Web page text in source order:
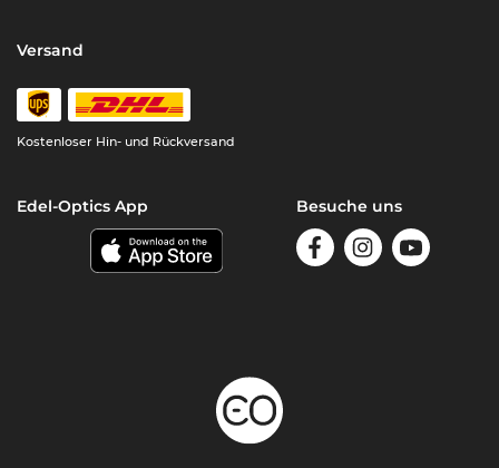
Versand
Kostenloser Hin- und Rückversand
Edel-Optics App Besuche uns